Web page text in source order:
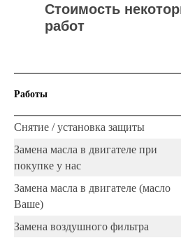
Стоимость
работ
Работы
Снятие / установка защиты
Замена масла в двигателе при
покупке у нас
Замена масла в двигателе (масло
Ваше)
Замена воздушного фильтра